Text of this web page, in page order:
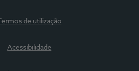
Termos de utilização
Acessibilidade